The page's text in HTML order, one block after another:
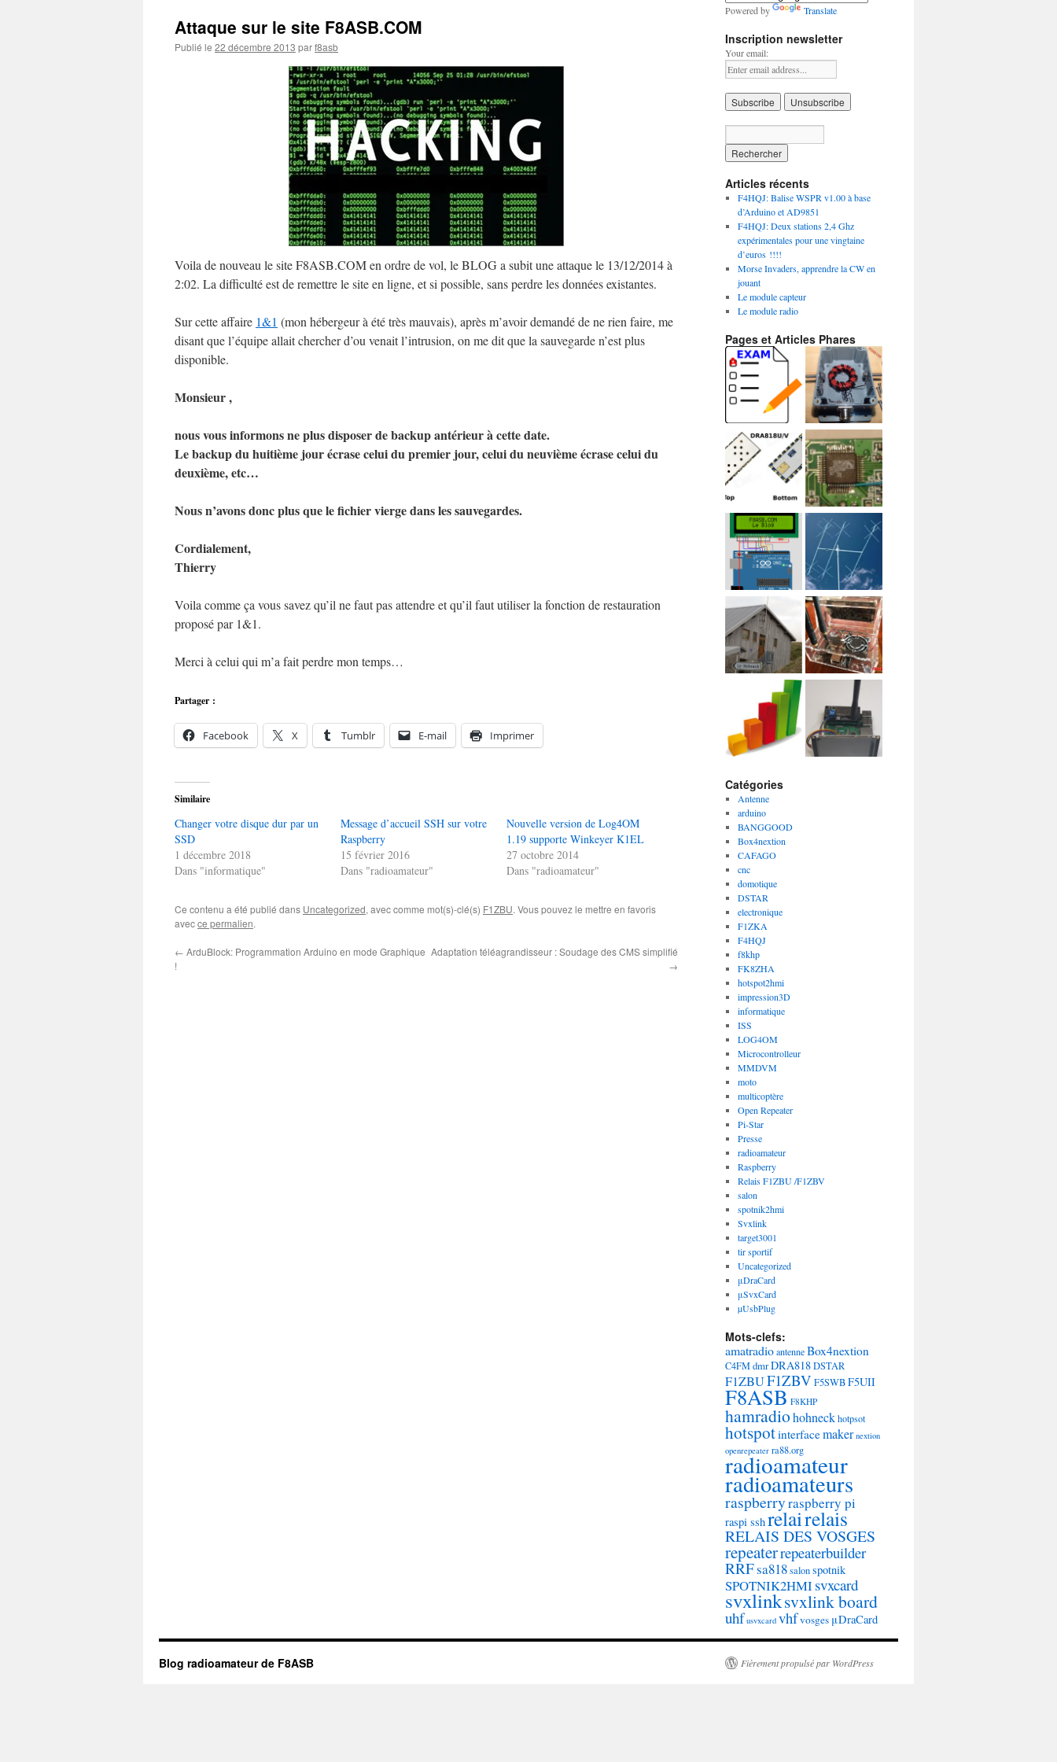
Attaque sur le site F8ASB.COM
Publié le 22 décembre 2013 parf8asb
Voila de nouveau le site F8ASB.COM en ordre de vol, le BLOG a subit une attaque le 13/12/2014 à
2:02. La difficulté est de remettre le site en ligne, et si possible, sans perdre les données existantes.
Sur cette affaire 1&1 (mon hébergeur à été très mauvais), après m’avoir demandé de ne rien faire, me
disant que l’équipe allait chercher d’ou venait l’intrusion, on me dit que la sauvegarde n’est plus
disponible.
Monsieur ,
nous vous informons ne plus disposer de backup antérieur à cette date.
Le backup du huitième jour écrase celui du premier jour, celui du neuvième écrase celui du
deuxième, etc…
Nous n’avons donc plus que le fichier vierge dans les sauvegardes.
Cordialement,
Thierry
Voila comme ça vous savez qu’il ne faut pas attendre et qu’il faut utiliser la fonction de restauration
proposé par 1&1.
Merci à celui qui m’a fait perdre mon temps…
Partager :
Facebook X Tumblr E-mail Imprimer
Similaire
Changer votre disque dur par un
SSD
1 décembre 2018
Dans "informatique"
Message d’accueil SSH sur votre
Raspberry
15 février 2016
Dans "radioamateur"
Nouvelle version de Log4OM
1.19 supporte Winkeyer K1EL
27 octobre 2014
Dans "radioamateur"
Ce contenu a été publié dans Uncategorized, avec comme mot(s)-clé(s) F1ZBU. Vous pouvez le mettre en favoris
avecce permalien.
← ArduBlock: Programmation Arduino en mode Graphique
!
Adaptation téléagrandisseur : Soudage des CMS simplifié
→
Powered by Translate
Inscription newsletter
Your email:
Articles récents
F4HQJ: Balise WSPR v1.00 à base
d’Arduino et AD9851
F4HQJ: Deux stations 2,4 Ghz
expérimentales pour une vingtaine
d’euros !!!!
Morse Invaders, apprendre la CW en
jouant
Le module capteur
Le module radio
Pages et Articles Phares
Catégories
Antenne
arduino
BANGGOOD
Box4nextion
CAFAGO
cnc
domotique
DSTAR
electronique
F1ZKA
F4HQJ
f8khp
FK8ZHA
hotspot2hmi
impression3D
informatique
ISS
LOG4OM
Microcontrolleur
MMDVM
moto
multicoptère
Open Repeater
Pi-Star
Presse
radioamateur
Raspberry
Relais F1ZBU /F1ZBV
salon
spotnik2hmi
Svxlink
target3001
tir sportif
Uncategorized
μDraCard
μSvxCard
µUsbPlug
Mots-clefs:
amatradioantenneBox4nextion
C4FMdmrDRA818DSTAR
F1ZBUF1ZBV F5SWBF5UII
F8ASB F8KHP
hamradiohohneckhotpsot
hotspotinterfacemaker nextion
openrepeater ra88.org
radioamateur
radioamateurs
raspberryraspberry pi
raspi sshrelairelais
RELAIS DES VOSGES
repeaterrepeaterbuilder
RRFsa818salonspotnik
SPOTNIK2HMIsvxcard
svxlinksvxlink board
uhf usvxcard vhfvosges μDraCard
Blog radioamateur de F8ASB Fièrement propulsé par WordPress